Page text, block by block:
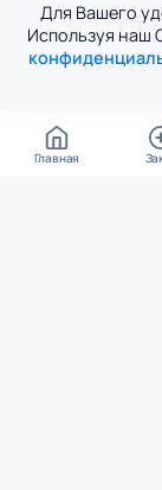
Для Вашего
Используя наш
Главная